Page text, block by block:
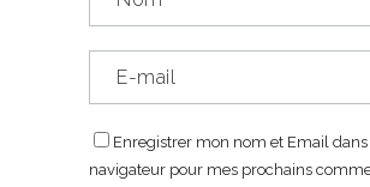
Enregistrer mon nom et Email dans
navigateur pour mes prochains